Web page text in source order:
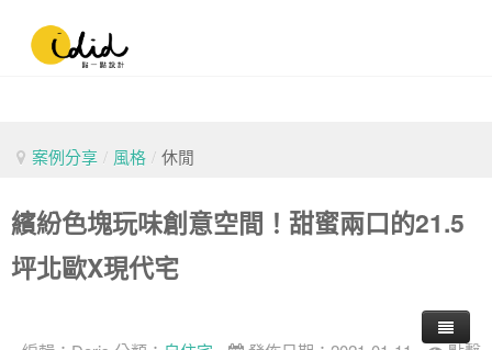
案例分享 / 風格 / 休閒
繽紛色塊玩味創意空間！甜蜜兩口的21.5
坪北歐X現代宅